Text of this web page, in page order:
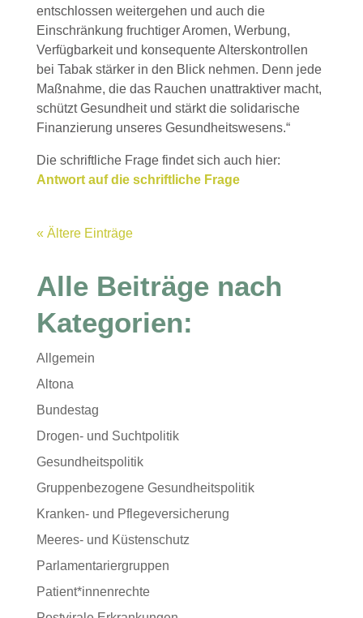
entschlossen weitergehen und auch die
Einschränkung fruchtiger Aromen, Werbung,
Verfügbarkeit und konsequente Alterskontrollen
bei Tabak stärker in den Blick nehmen. Denn jede
Maßnahme, die das Rauchen unattraktiver macht,
schützt Gesundheit und stärkt die solidarische
Finanzierung unseres Gesundheitswesens.“
Die schriftliche Frage findet sich auch hier:
Antwort auf die schriftliche Frage
« Ältere Einträge
Alle Beiträge nach
Kategorien:
Allgemein
Altona
Bundestag
Drogen- und Suchtpolitik
Gesundheitspolitik
Gruppenbezogene Gesundheitspolitik
Kranken- und Pflegeversicherung
Meeres- und Küstenschutz
Parlamentariergruppen
Patient*innenrechte